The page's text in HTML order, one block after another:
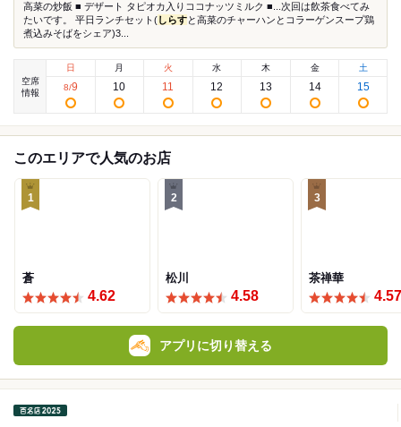
高菜の炒飯 ■ デザート タピオカ入りココナッツミルク ■...次回は飲茶食べてみ
たいです。 平日ランチセット( しらすと高菜のチャーハンとコラーゲンスープ鶏
煮込みそばをシェア)3...
空席
情報
日
8/9
月
10
火
11
水
12
木
13
金
14
土
15
このエリアで人気のお店
1
蒼
4.62
2
松川
4.58
3
茶禅華
4.57
アプリに切り替える